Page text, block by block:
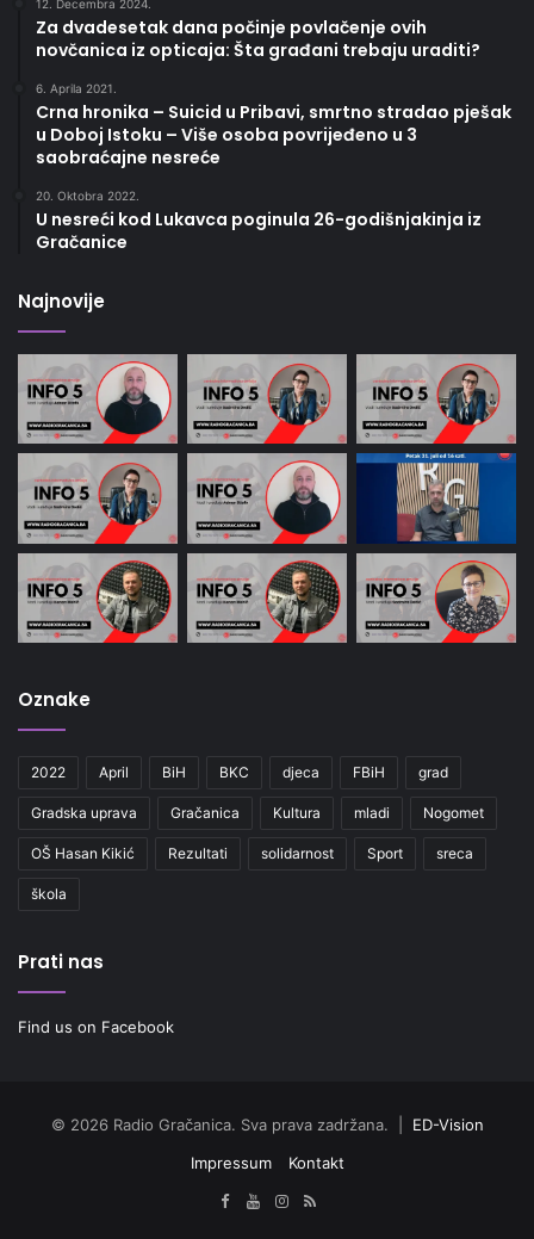
12. Decembra 2024.
Za dvadesetak dana počinje povlačenje ovih
novčanica iz opticaja: Šta građani trebaju uraditi?
6. Aprila 2021.
Crna hronika – Suicid u Pribavi, smrtno stradao pješak
u Doboj Istoku – Više osoba povrijeđeno u 3
saobraćajne nesreće
20. Oktobra 2022.
U nesreći kod Lukavca poginula 26-godišnjakinja iz
Gračanice
Najnovije
Oznake
2022 April BiH BKC djeca FBiH grad
Gradska uprava Gračanica Kultura mladi Nogomet
OŠ Hasan Kikić Rezultati solidarnost Sport sreca
škola
Prati nas
Find us on Facebook
© 2026 Radio Gračanica. Sva prava zadržana. | ED-Vision
Impressum
Kontakt